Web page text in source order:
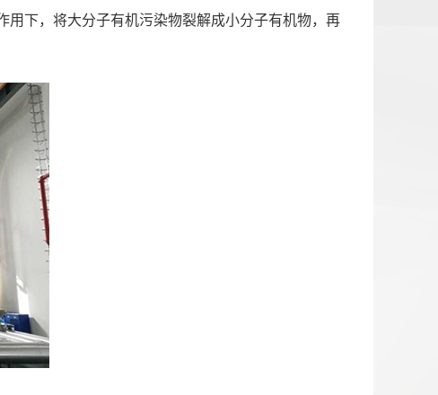
下，将大分子有机污染物裂解成小分子有机物，再